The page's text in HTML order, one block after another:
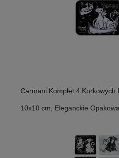
Carmani Komplet 4 Korkowych
10x10 cm, Eleganckie